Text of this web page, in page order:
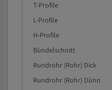
T-Profile
L-Profile
H-Profile
Bündelschnitt
Rundrohr (Rohr) Dick
Rundrohr (Rohr) Dünn